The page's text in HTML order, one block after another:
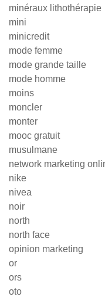
minéraux lithothérapie
mini
minicredit
mode femme
mode grande taille
mode homme
moins
moncler
monter
mooc gratuit
musulmane
network marketing
nike
nivea
noir
north
north face
opinion marketing
or
ors
oto